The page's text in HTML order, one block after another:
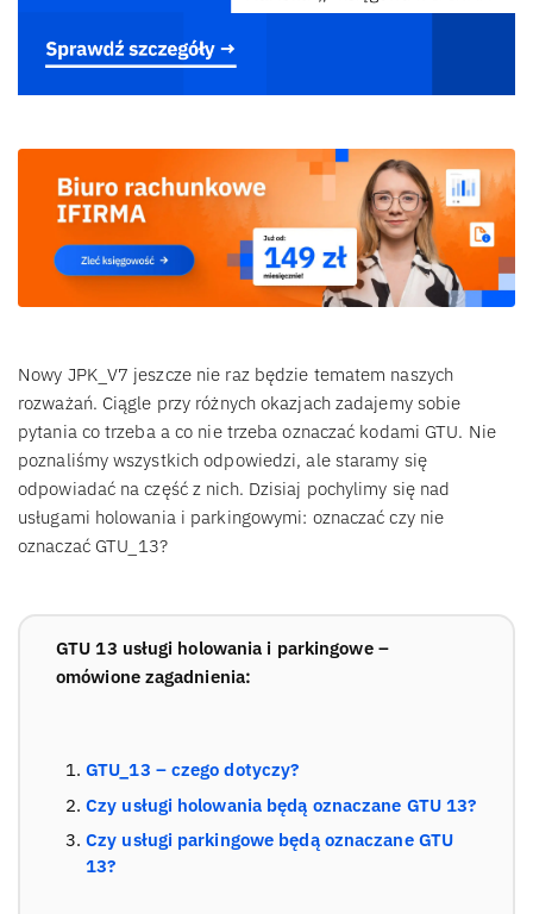
Nowy JPK_V7 jeszcze nie raz będzie tematem naszych
rozważań. Ciągle przy różnych okazjach zadajemy sobie
pytania co trzeba a co nie trzeba oznaczać kodami GTU. Nie
poznaliśmy wszystkich odpowiedzi, ale staramy się
odpowiadać na część z nich. Dzisiaj pochylimy się nad
usługami holowania i parkingowymi: oznaczać czy nie
oznaczać GTU_13?
GTU 13 usługi holowania i parkingowe –
omówione zagadnienia:
GTU_13 – czego dotyczy?
Czy usługi holowania będą oznaczane GTU 13?
Czy usługi parkingowe będą oznaczane GTU
13?